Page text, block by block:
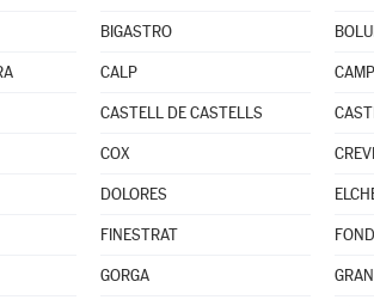
BIGASTRO
CALP
CASTELL DE CASTELLS
COX
DOLORES
FINESTRAT
GORGA